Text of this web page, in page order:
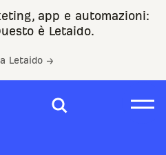
app e automazioni:
è Letaido.
Letaido →